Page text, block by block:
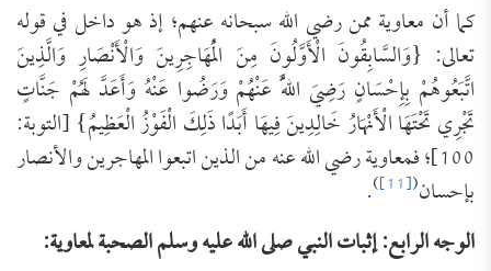
كما أن معاوية ممن رضي الله سبحانه عنهم؛ إذ هو داخل في قوله
تعالى: {وَالسَّابِقُونَ الْأَوَّلُونَ مِنَ الْمُهَاجِرِينَ وَالْأَنْصَارِ وَالَّذِينَ
اتَّبَعُوهُمْ بِإِحْسَانٍ رَضِيَ اللَّهُ عَنْهُمْ وَرَضُوا عَنْهُ وَأَعَدَّ لَهُمْ جَنَّاتٍ
تَجْرِي تَحْتَهَا الْأَنْهَارُ خَالِدِينَ فِيهَا أَبَدًا ذَلِكَ الْفَوْزُ الْعَظِيمُ} [التوبة:
100]؛ فمعاوية رضي الله عنه من الذين اتبعوا المهاجرين والأنصار
بإحسان(
[11]
)
.
الوجه الرابع: إثبات النبي صلى الله عليه وسلم الصحبة لمعاوية: